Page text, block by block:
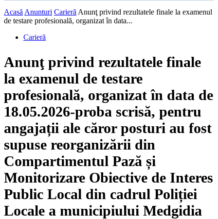
Acasă Anunturi Carieră Anunţ privind rezultatele finale la examenul
de testare profesională, organizat în data...
Carieră
Anunţ privind rezultatele finale
la examenul de testare
profesională, organizat în data de
18.05.2026-proba scrisă, pentru
angajații ale căror posturi au fost
supuse reorganizării din
Compartimentul Pază și
Monitorizare Obiective de Interes
Public Local din cadrul Poliției
Locale a municipiului Medgidia